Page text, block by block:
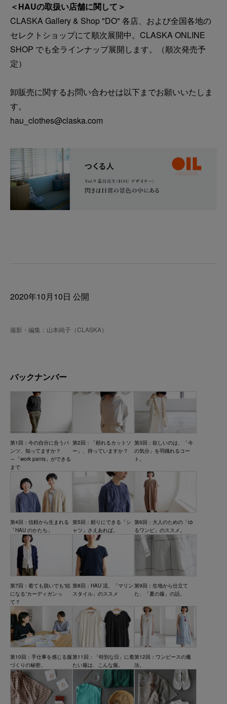
＜HAUの取扱い店舗に関して＞
CLASKA Gallery & Shop "DO" 各店、および全国各地の
セレクトショップにて順次展開中。CLASKA ONLINE
SHOP でも全ラインナップ展開します。（順次発売予
定）
卸販売に関するお問い合わせは以下までお願いいたしま
す。
hau_clothes@claska.com
2020年10月10日 公開
撮影・編集：山本純子（CLASKA）
バックナンバー
第1回：今の自分に合うパ
ンツ、知ってますか？
～「work pants」ができる
まで
第2回：「頼れるカットソ
ー」、持っていますか？
第3回：欲しいのは、「今
の気分」を羽織れるコー
ト。
第4回：信頼から生まれる
「HAU のかたち」
第5回：頼りにできる「シ
ャツ」さえあれば。
第6回：大人のための「ゆ
るワンピ」のススメ。
第7回：着ても脱いでも“絵
になる”カーディガンっ
て？
第8回：HAU 流、「マリン
スタイル」のススメ
第9回：生地から仕立て
た、「夏の服」の話。
第10回：手仕事を感じる服
づくりの秘密。
第11回：「特別な日」に着
たい服は、こんな服。
第12回：ワンピースの魔
法。